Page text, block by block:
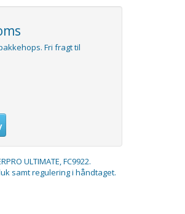
Fri fragt til
ULTIMATE, FC9922.
samt regulering i håndtaget.